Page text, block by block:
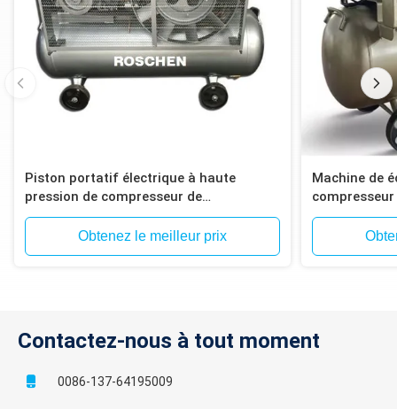
Piston portatif électrique à haute
pression de compresseur de
compresseur d'air
Obtenez le meilleur prix
Machine de
Contactez-nous à tout moment
0086-137-64195009